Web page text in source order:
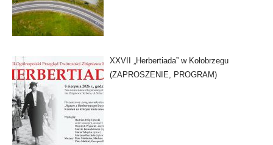
XXVII „Herbertiada” w Kołobrzegu
(ZAPROSZENIE, PROGRAM)